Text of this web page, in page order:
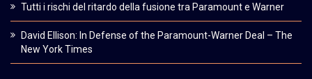
Tutti i rischi del ritardo della fusione tra Paramount e Warner
David Ellison: In Defense of the Paramount-Warner Deal – The
New York Times